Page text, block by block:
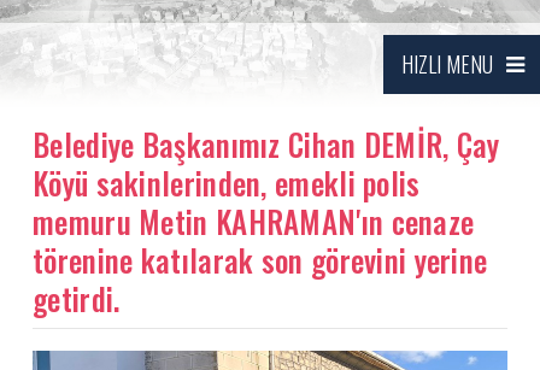
HIZLI MENU
Belediye Başkanımız Cihan DEMİR, Çay
Köyü sakinlerinden, emekli polis
memuru Metin KAHRAMAN'ın cenaze
törenine katılarak son görevini yerine
getirdi.